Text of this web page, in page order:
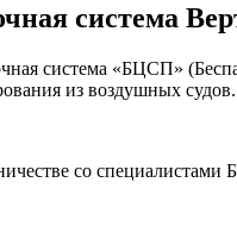
система
система «БЦСП»
из воздушных
со специалистами